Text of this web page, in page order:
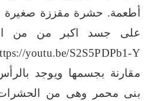
أطعمة. حشرة مقززة
على جسد اكبر من من
youtu.be/S2S5PDPb1-Y
مقارنة بجسمها ويوجد
بنى محمر وهى من الحشرات